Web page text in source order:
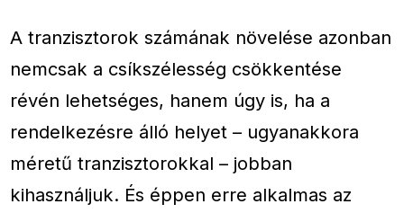
A tranzisztorok számának növelése azonban
nemcsak a csíkszélesség csökkentése
révén lehetséges, hanem úgy is, ha a
rendelkezésre álló helyet – ugyanakkora
méretű tranzisztorokkal – jobban
kihasználjuk. És éppen erre alkalmas az